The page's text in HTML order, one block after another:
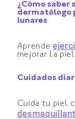
¿Cómo saber
dermatólogo
lunares
Aprende
mejorar la
Cuidados
Cuida tu piel